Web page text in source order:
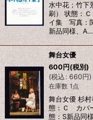
水中花；竹下
刷） 状態：
イ集 写真：
新品同様、A…
舞台女優
600円(税別)
(税込: 660円)
在庫数 1点
舞台女優 杉
態：Ｃ カバ
態：S新品同